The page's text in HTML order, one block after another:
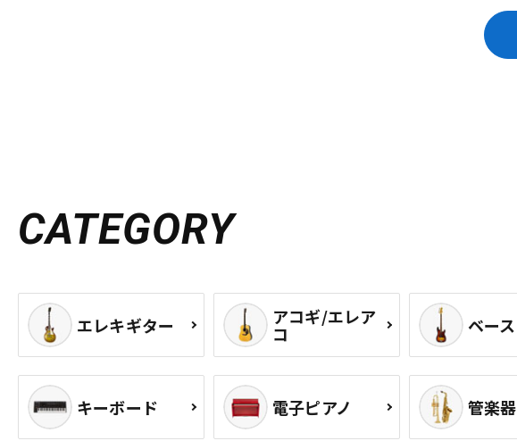
CATEGORY
エレキギター アコギ/エレア
コ ベース
キーボード 電子ピアノ 管楽器